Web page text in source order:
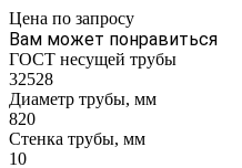
Цена по запросу
Вам может понравиться
ГОСТ несущей трубы
32528
Диаметр трубы, мм
820
Стенка трубы, мм
10